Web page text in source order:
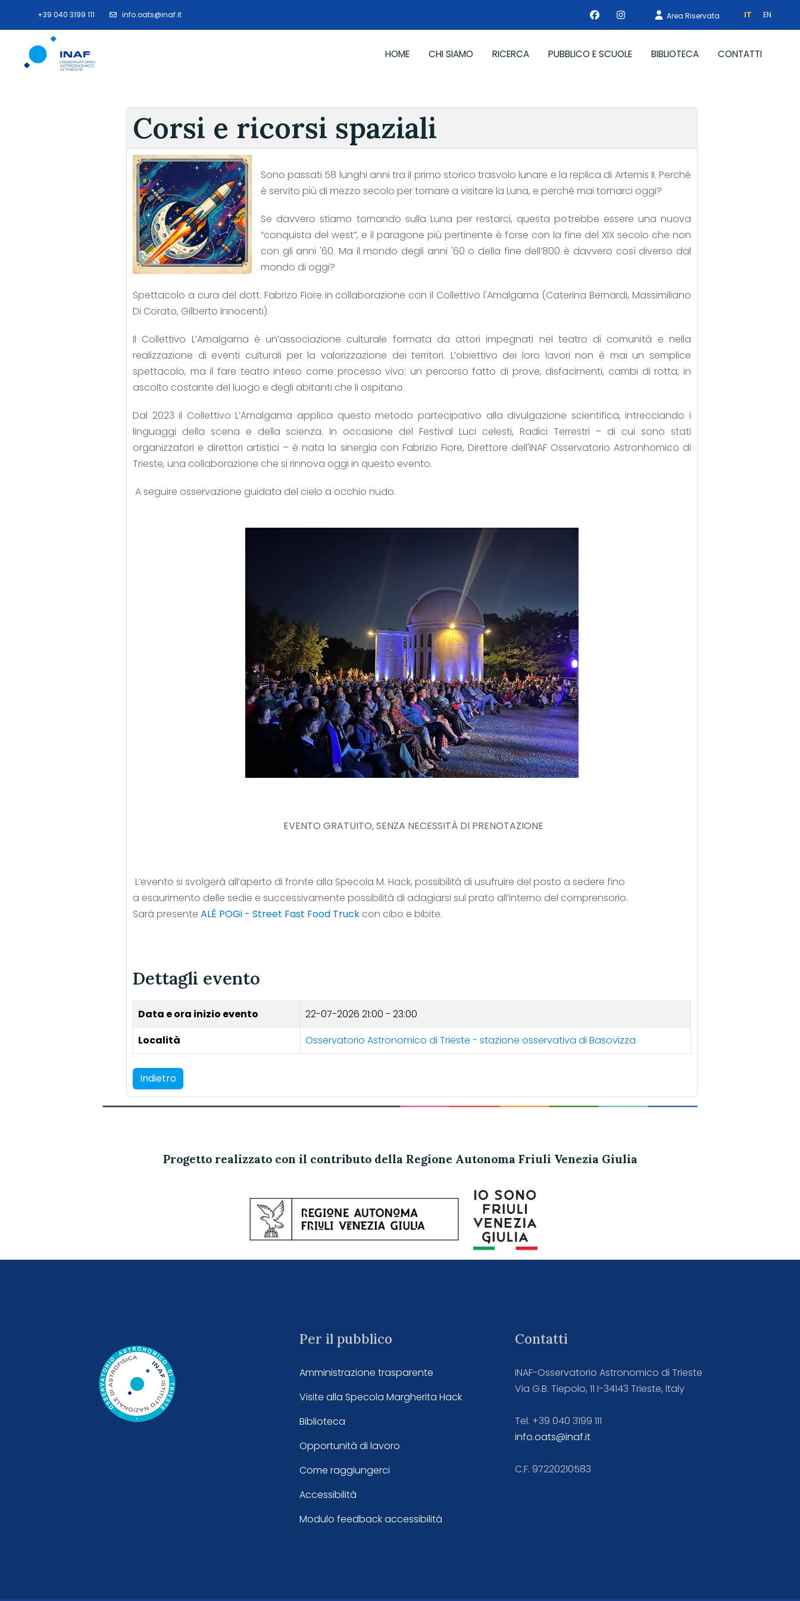
+39 040 3199 111 info.oats@inaf.it Area Riservata IT EN
HOME CHI SIAMO RICERCA PUBBLICO E SCUOLE BIBLIOTECA CONTATTI
Corsi e ricorsi spaziali
Sono passati 58 lunghi anni tra il primo storico trasvolo lunare e la replica di Artemis II. Perché
è servito più di mezzo secolo per tornare a visitare la Luna, e perché mai tornarci oggi?
Se davvero stiamo tornando sulla Luna per restarci, questa potrebbe essere una nuova
“conquista del west”, e il paragone più pertinente è forse con la fine del XIX secolo che non
con gli anni '60. Ma il mondo degli anni '60 o della fine dell’800 è davvero così diverso dal
mondo di oggi?
Spettacolo a cura del dott. Fabrizo Fiore in collaborazione con il Collettivo l'Amalgama (Caterina Bernardi, Massimiliano
Di Corato, Gilberto Innocenti).
Il Collettivo L’Amalgama è un’associazione culturale formata da attori impegnati nel teatro di comunità e nella
realizzazione di eventi culturali per la valorizzazione dei territori. L’obiettivo dei loro lavori non è mai un semplice
spettacolo, ma il fare teatro inteso come processo vivo: un percorso fatto di prove, disfacimenti, cambi di rotta, in
ascolto costante del luogo e degli abitanti che li ospitano.
Dal 2023 il Collettivo L’Amalgama applica questo metodo partecipativo alla divulgazione scientifica, intrecciando i
linguaggi della scena e della scienza. In occasione del Festival Luci celesti, Radici Terrestri – di cui sono stati
organizzatori e direttori artistici – è nata la sinergia con Fabrizio Fiore, Direttore dell'INAF Osservatorio Astronhomico di
Trieste, una collaborazione che si rinnova oggi in questo evento.
A seguire osservazione guidata del cielo a occhio nudo.
EVENTO GRATUITO, SENZA NECESSITÀ DI PRENOTAZIONE
L’evento si svolgerà all’aperto di fronte alla Specola M. Hack, possibilità di usufruire del posto a sedere fino
a esaurimento delle sedie e successivamente possibilità di adagiarsi sul prato all’interno del comprensorio.
Sarà presente ALÉ POGi - Street Fast Food Truck con cibo e bibite.
Dettagli evento
Data e ora inizio evento 22-07-2026 21:00 - 23:00
Località
Osservatorio Astronomico di Trieste - stazione osservativa di Basovizza
Indietro
Progetto realizzato con il contributo della Regione Autonoma Friuli Venezia Giulia
Per il pubblico
Amministrazione trasparente
Visite alla Specola Margherita Hack
Biblioteca
Opportunità di lavoro
Come raggiungerci
Accessibilità
Modulo feedback accessibilità
Contatti
INAF-Osservatorio Astronomico di Trieste
Via G.B. Tiepolo, 11 I-34143 Trieste, Italy
Tel. +39 040 3199 111
info.oats@inaf.it
C.F. 97220210583